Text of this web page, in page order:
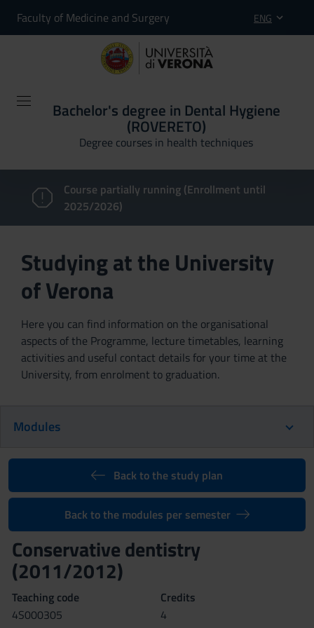
Faculty of Medicine and Surgery ENG
Bachelor's degree in Dental Hygiene
(ROVERETO)
Degree courses in health techniques
Course partially running (Enrollment until
2025/2026)
Studying at the University
of Verona
Here you can find information on the organisational
aspects of the Programme, lecture timetables, learning
activities and useful contact details for your time at the
University, from enrolment to graduation.
Modules
Back to the study plan
Back to the modules per semester
Conservative dentistry
(2011/2012)
Teaching code
4S000305
Credits
4